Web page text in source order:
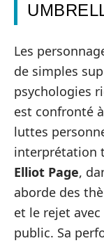
Les
de simples
psychologies
est confronté
luttes
interprétation
Elliot Page,
aborde des
et le rejet
public. Sa